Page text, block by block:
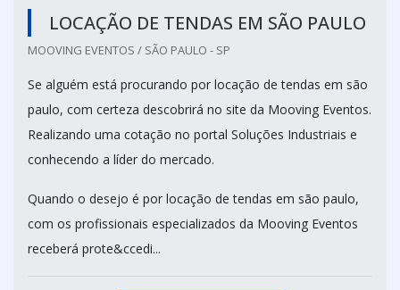
LOCAÇÃO DE TENDAS EM SÃO PAULO
MOOVING EVENTOS / SÃO PAULO - SP
Se alguém está procurando por locação de tendas em são
paulo, com certeza descobrirá no site da Mooving Eventos.
Realizando uma cotação no portal Soluções Industriais e
conhecendo a líder do mercado.
Quando o desejo é por locação de tendas em são paulo,
com os profissionais especializados da Mooving Eventos
receberá prote&ccedi...